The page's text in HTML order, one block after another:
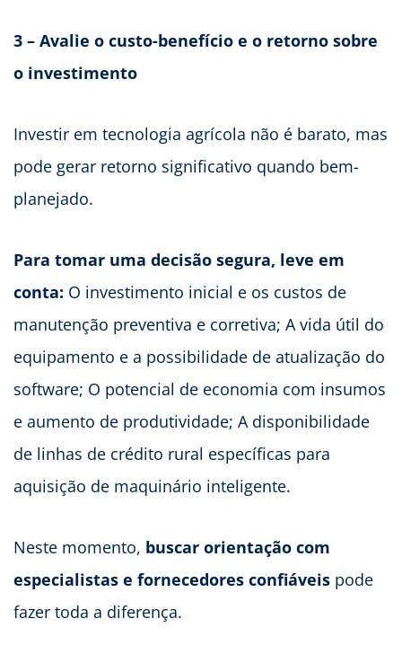
3 – Avalie o custo-benefício e o retorno sobre
o investimento
Investir em tecnologia agrícola não é barato, mas
pode gerar retorno significativo quando bem-
planejado.
Para tomar uma decisão segura, leve em
conta: O investimento inicial e os custos de
manutenção preventiva e corretiva; A vida útil do
equipamento e a possibilidade de atualização do
software; O potencial de economia com insumos
e aumento de produtividade; A disponibilidade
de linhas de crédito rural específicas para
aquisição de maquinário inteligente.
Neste momento, buscar orientação com
especialistas e fornecedores confiáveis pode
fazer toda a diferença.